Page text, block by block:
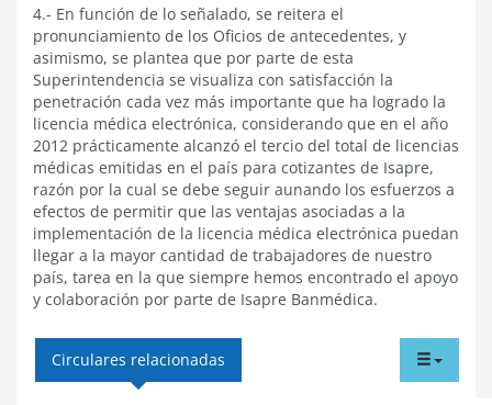
4.- En función de lo señalado, se reitera el
pronunciamiento de los Oficios de antecedentes, y
asimismo, se plantea que por parte de esta
Superintendencia se visualiza con satisfacción la
penetración cada vez más importante que ha logrado la
licencia médica electrónica, considerando que en el año
2012 prácticamente alcanzó el tercio del total de licencias
médicas emitidas en el país para cotizantes de Isapre,
razón por la cual se debe seguir aunando los esfuerzos a
efectos de permitir que las ventajas asociadas a la
implementación de la licencia médica electrónica puedan
llegar a la mayor cantidad de trabajadores de nuestro
país, tarea en la que siempre hemos encontrado el apoyo
y colaboración por parte de Isapre Banmédica.
menu
Circulares relacionadas